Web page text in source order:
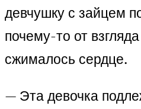
девчушку с зайцем
почему-то от
сжималось сердце.
— Эта девочка